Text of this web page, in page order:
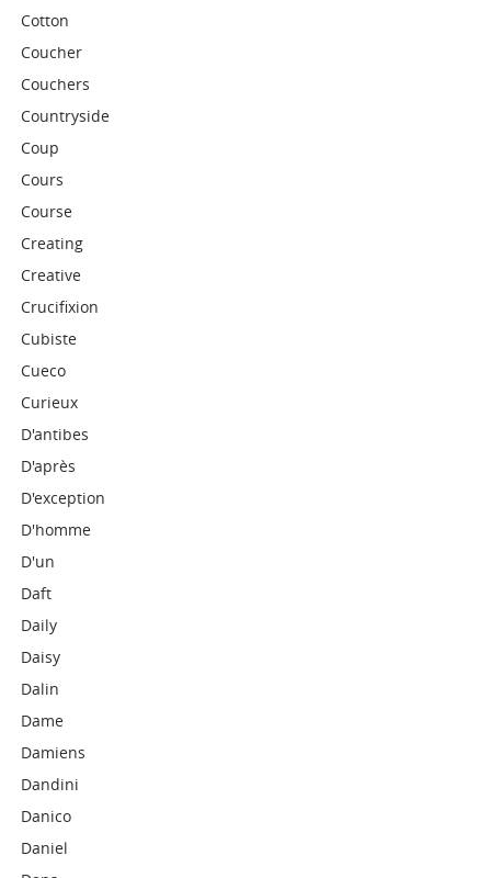
Cotton
Coucher
Couchers
Countryside
Coup
Cours
Course
Creating
Creative
Crucifixion
Cubiste
Cueco
Curieux
D'antibes
D'après
D'exception
D'homme
D'un
Daft
Daily
Daisy
Dalin
Dame
Damiens
Dandini
Danico
Daniel